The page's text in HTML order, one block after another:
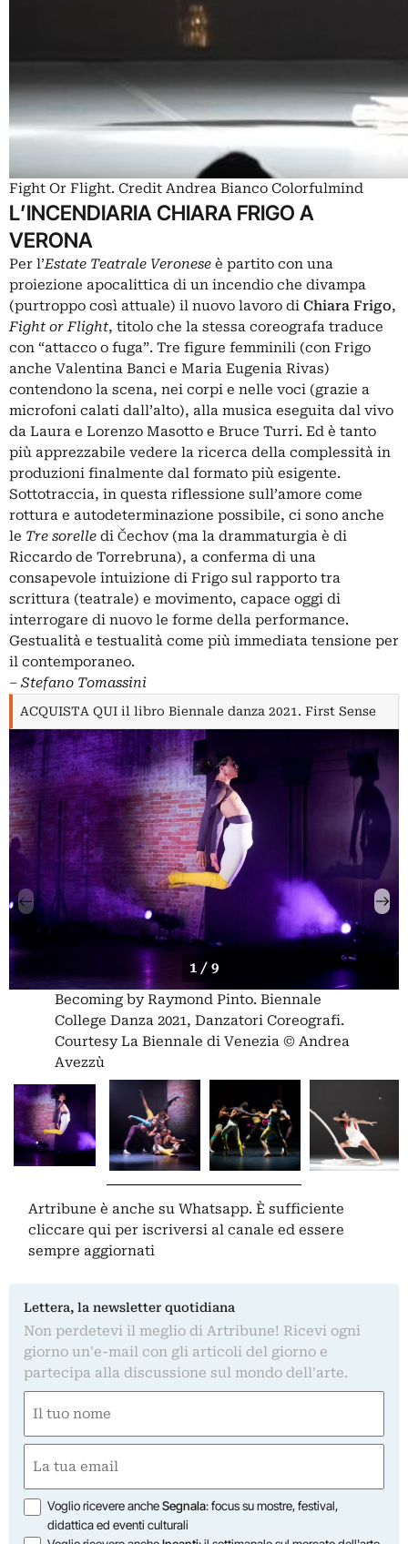
Fight Or Flight. Credit Andrea Bianco Colorfulmind
L’INCENDIARIA CHIARA FRIGO A
VERONA
Per l’Estate Teatrale Veronese è partito con una
proiezione apocalittica di un incendio che divampa
(purtroppo così attuale) il nuovo lavoro di Chiara Frigo,
Fight or Flight, titolo che la stessa coreografa traduce
con “attacco o fuga”. Tre figure femminili (con Frigo
anche Valentina Banci e Maria Eugenia Rivas)
contendono la scena, nei corpi e nelle voci (grazie a
microfoni calati dall’alto), alla musica eseguita dal vivo
da Laura e Lorenzo Masotto e Bruce Turri. Ed è tanto
più apprezzabile vedere la ricerca della complessità in
produzioni finalmente dal formato più esigente.
Sottotraccia, in questa riflessione sull’amore come
rottura e autodeterminazione possibile, ci sono anche
le Tre sorelle di Čechov (ma la drammaturgia è di
Riccardo de Torrebruna), a conferma di una
consapevole intuizione di Frigo sul rapporto tra
scrittura (teatrale) e movimento, capace oggi di
interrogare di nuovo le forme della performance.
Gestualità e testualità come più immediata tensione per
il contemporaneo.
‒ Stefano Tomassini
ACQUISTA QUI il libro Biennale danza 2021. First Sense
1 / 9
Becoming by Raymond Pinto. Biennale
College Danza 2021, Danzatori Coreografi.
Courtesy La Biennale di Venezia © Andrea
Avezzù
Artribune è anche su Whatsapp. È sufficiente
cliccare qui per iscriversi al canale ed essere
sempre aggiornati
Lettera, la newsletter quotidiana
Non perdetevi il meglio di Artribune! Ricevi ogni
giorno un'e-mail con gli articoli del giorno e
partecipa alla discussione sul mondo dell'arte.
(Obbligatorio)
(Obbligatorio)
Opzioni
Voglio ricevere ancheSegnala: focus su mostre, festival,
didattica ed eventi culturali